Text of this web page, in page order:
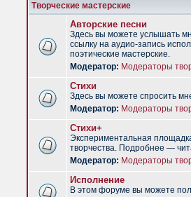
Творческие мастерские
Авторские песни
Здесь вы можете услышать
ссылку на аудио-запись
поэтические мастерские.
Модератор: Модераторы
Стихи
Здесь вы можете спросить
Модератор: Модераторы
Стихи+
Экспериментальная
творчества. Подробнее —
Модератор: Модераторы
Исполнение
В этом форуме вы можете